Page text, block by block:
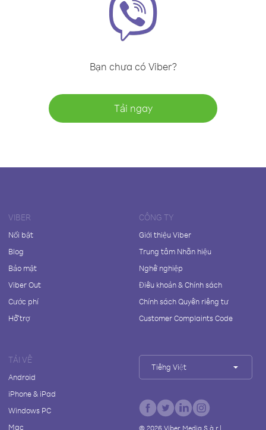
Bạn chưa có Viber?
Tải ngay
VIBER
Nổi bật
Blog
Bảo mật
Viber Out
Cước phí
Hỗ trợ
CÔNG TY
Giới thiệu Viber
Trung tâm Nhãn hiệu
Nghề nghiệp
Điều khoản & Chính sách
Chính sách Quyền riêng tư
Customer Complaints Code
TẢI VỀ
Android
iPhone & iPad
Windows PC
Mac
Tiếng Việt
© 2026Viber Media S.à r.l.